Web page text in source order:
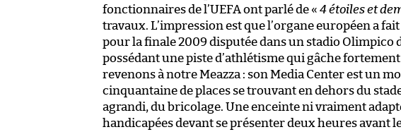
fonctionnaires de l’UEFA ont parlé de « 4 étoiles et
travaux. L’impression est que l’organe européen a
pour la finale 2009 disputée dans un stadio Olimpico
possédant une piste d’athlétisme qui gâche
revenons à notre Meazza : son Media Center est un
cinquantaine de places se trouvant en dehors du
agrandi, du bricolage. Une enceinte ni vraiment
handicapées devant se présenter deux heures avant